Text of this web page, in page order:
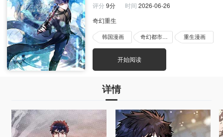
评分 9分 时间 2026-06-26
奇幻重生
韩国漫画 奇幻都市漫画 重生漫画
开始阅读
详情